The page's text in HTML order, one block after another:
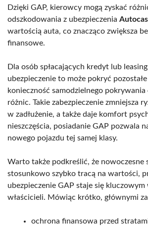
Dzięki GAP, kierowcy mogą zyskać
odszkodowania z ubezpieczenia
wartością auta, co znacząco zwiększa
finansowe.
Dla osób spłacających kredyt lub
ubezpieczenie to może pokryć
konieczność samodzielnego
różnic. Takie zabezpieczenie zmniejsza
w zadłużenie, a także daje komfort
nieszczęścia, posiadanie GAP pozwala
nowego pojazdu tej samej klasy.
Warto także podkreślić, że nowoczesne
stosunkowo szybko tracą na wartości,
ubezpieczenie GAP staje się
właścicieli. Mówiąc krótko, głównymi
ochrona finansowa przed